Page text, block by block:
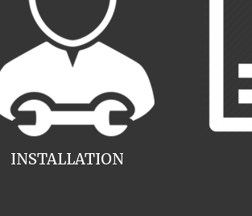
INSTALLATION